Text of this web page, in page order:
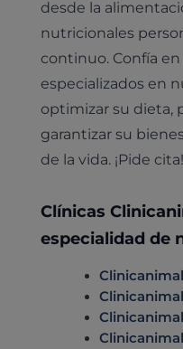
desde la
nutricionales
continuo. Confía
especializados en
optimizar su dieta,
garantizar su
de la vida. ¡Pide cita!
Clínicas
especialidad de